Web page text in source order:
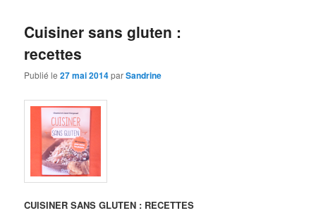
Cuisiner sans gluten :
recettes
Publié le27 mai 2014parSandrine
CUISINER SANS GLUTEN : RECETTES